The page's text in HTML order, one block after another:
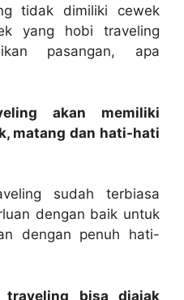
tidak dimiliki cewek
yang hobi traveling
pasangan, apa
akan memiliki
matang dan hati-hati
sudah terbiasa
dengan baik untuk
dengan penuh hati-
bisa diajak